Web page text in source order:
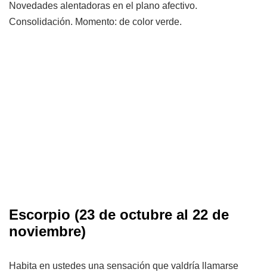
Novedades alentadoras en el plano afectivo.
Consolidación. Momento: de color verde.
Escorpio (23 de octubre al 22 de
noviembre)
Habita en ustedes una sensación que valdría llamarse